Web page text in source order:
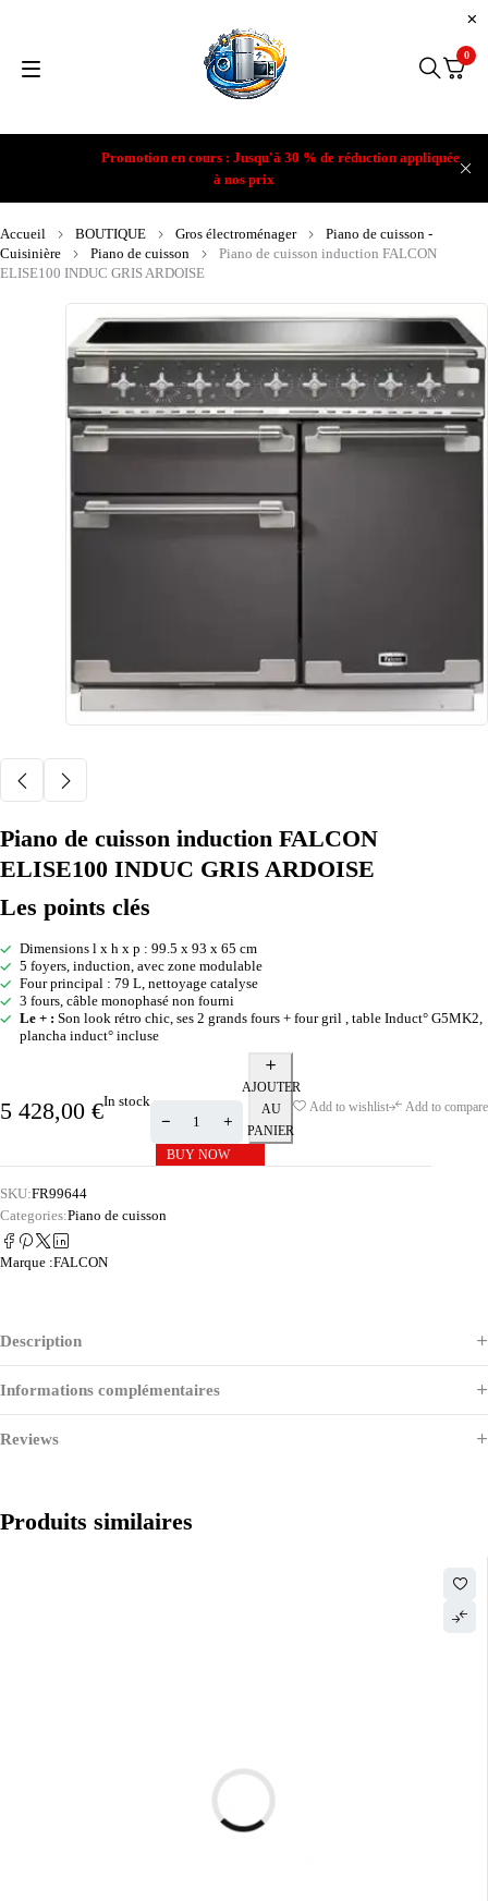
Promotion en cours : Jusqu'à 30 % de réduction appliquée
à nos prix
0
Accueil BOUTIQUE Gros électroménager
Piano de cuisson -
Cuisinière
Piano de cuisson
Piano de cuisson induction FALCON
ELISE100 INDUC GRIS ARDOISE
Piano de cuisson induction FALCON
ELISE100 INDUC GRIS ARDOISE
Les points clés
Dimensions l x h x p : 99.5 x 93 x 65 cm
5 foyers, induction, avec zone modulable
Four principal : 79 L, nettoyage catalyse
3 fours, câble monophasé non fourni
Le + : Son look rétro chic, ses 2 grands fours + four gril , table Induct° G5MK2,
plancha induct° incluse
5 428,00 €In stock
AJOUTER
AU
PANIER
BUY NOW
Add to wishlist Add to compare
SKU:FR99644
Categories:Piano de cuisson
Marque :FALCON
Description
Informations complémentaires
Reviews
Produits similaires